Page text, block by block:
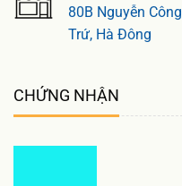
80B Nguyễn Công
Trứ, Hà Đông
CHỨNG NHẬN